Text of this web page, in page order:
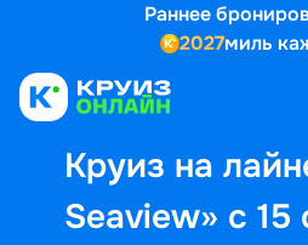
Раннее
2027миль
Круиз на
Seaview» с 15
Выбор